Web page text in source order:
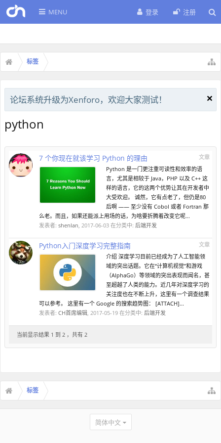
MENU 登录 注册
标签
论坛系统升级为Xenforo，欢迎大家测试！
python
文章
7 个你现在就该学习 Python 的理由
Python 是一门更注重可读性和效率的语
言，尤其是相较于 Java，PHP 以及 C++ 这
样的语言，它的这两个优势让其在开发者中
大受欢迎。 诚然，它有点老了，但仍是80
后啊 —— 至少没有 Cobol 或者 Fortran 那
么老。而且，如果还能派上用场的话，为啥要折腾着改变它呢...
发表者: shenlan, 2017-06-03 在分类中: 后端开发
文章
Python入门深度学习完整指南
介绍 深度学习目前已经成为了人工智能领
域的突出话题。它在“计算机视觉”和游戏
（AlphaGo）等领域的突出表现而闻名，甚
至超越了人类的能力。近几年对深度学习的
关注度也在不断上升，这里有一个调查结果
可以参考。 这里有一个 Google 的搜索趋势图： [ATTACH]...
发表者: CH首席编辑, 2017-05-19 在分类中: 后端开发
当前显示结果 1 到 2 ，共有 2
标签
简体中文